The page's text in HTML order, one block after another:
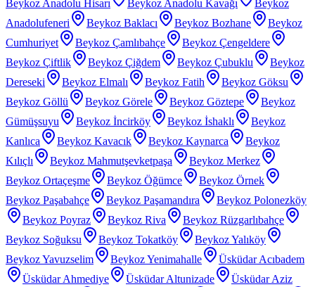
Beykoz Anadolu Hisarı
Beykoz Anadolu Kavağı
Beykoz
Anadolufeneri
Beykoz Baklacı Beykoz Bozhane
Beykoz
Cumhuriyet
Beykoz Çamlıbahçe
Beykoz Çengeldere
Beykoz Çiftlik
Beykoz Çiğdem Beykoz Çubuklu
Beykoz
Dereseki
Beykoz Elmalı Beykoz Fatih
Beykoz Göksu
Beykoz Göllü
Beykoz Görele Beykoz Göztepe
Beykoz
Gümüşsuyu
Beykoz İncirköy Beykoz İshaklı
Beykoz
Kanlıca
Beykoz Kavacık Beykoz Kaynarca
Beykoz
Kılıçlı
Beykoz Mahmutşevketpaşa
Beykoz Merkez
Beykoz Ortaçeşme
Beykoz Öğümce
Beykoz Örnek
Beykoz Paşabahçe
Beykoz Paşamandıra
Beykoz Polonezköy
Beykoz Poyraz
Beykoz Riva
Beykoz Rüzgarlıbahçe
Beykoz Soğuksu
Beykoz Tokatköy
Beykoz Yalıköy
Beykoz Yavuzselim
Beykoz Yenimahalle
Üsküdar Acıbadem
Üsküdar Ahmediye
Üsküdar Altunizade Üsküdar Aziz